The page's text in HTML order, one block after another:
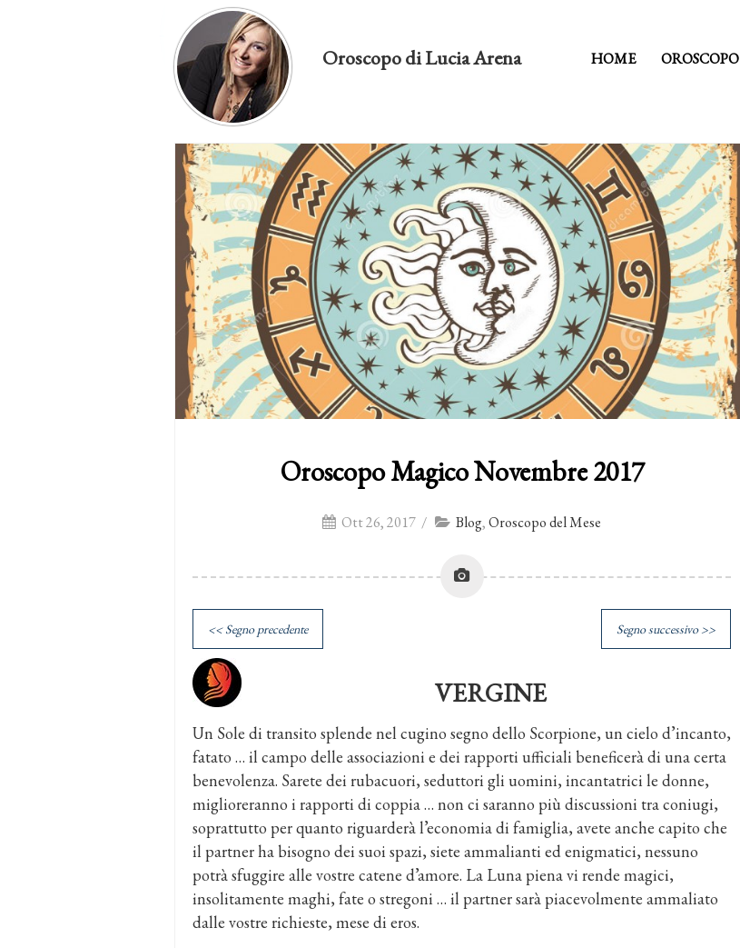
Oroscopo di Lucia Arena HOME OROSCOPO
Oroscopo Magico Novembre 2017
Ott 26, 2017 / Blog,Oroscopo del Mese
<< Segno precedente Segno successivo >>
VERGINE
Un Sole di transito splende nel cugino segno dello Scorpione, un cielo d’incanto,
fatato … il campo delle associazioni e dei rapporti ufficiali beneficerà di una certa
benevolenza. Sarete dei rubacuori, seduttori gli uomini, incantatrici le donne,
miglioreranno i rapporti di coppia … non ci saranno più discussioni tra coniugi,
soprattutto per quanto riguarderà l’economia di famiglia, avete anche capito che
il partner ha bisogno dei suoi spazi, siete ammalianti ed enigmatici, nessuno
potrà sfuggire alle vostre catene d’amore. La Luna piena vi rende magici,
insolitamente maghi, fate o stregoni … il partner sarà piacevolmente ammaliato
dalle vostre richieste, mese di eros.